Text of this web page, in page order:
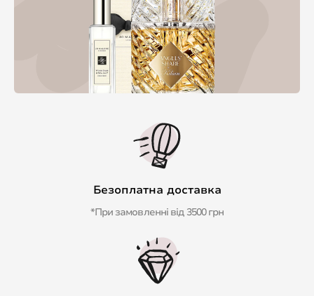
Безоплатна доставка
*При замовленні від 3500 грн